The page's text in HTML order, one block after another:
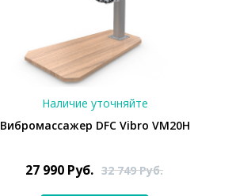
Наличие уточняйте
Вибромассажер DFC Vibro VM20H
27 990 Руб. 32 749Руб.